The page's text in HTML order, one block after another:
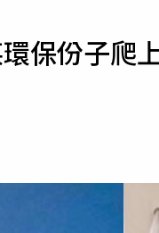
環保份子